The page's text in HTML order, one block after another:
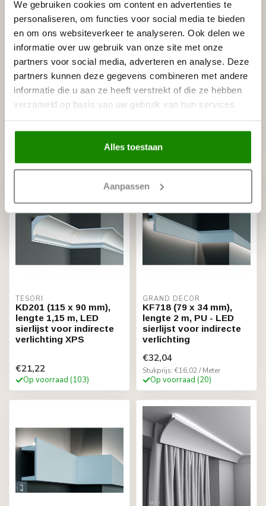
We gebruiken cookies om content en advertenties te
personaliseren, om functies voor social media te bieden
en om ons websiteverkeer te analyseren. Ook delen we
informatie over uw gebruik van onze site met onze
partners voor social media, adverteren en analyse. Deze
partners kunnen deze gegevens combineren met andere
informatie die u aan ze heeft verstrekt of die ze hebben
verzameld op basis van uw gebruik van hun services.
Alles toestaan
Aanpassen
GRAND DECOR
KF501 (62 x 25 mm),
lengte 2 m, PU - LED
sierlijst voor indirecte
€26,04
GRAND DECOR
KF504 (102 x 25 mm),
lengte 2 m, PU - LED
sierlijst voor indirecte
€33,40
Stukprijs: €16,70 / Meter
Op voorraad (22)
TESORI
KD201 (115 x 90 mm),
lengte 1,15 m, LED
sierlijst voor indirecte
verlichting XPS
€21,22
Op voorraad (103)
GRAND DECOR
KF718 (79 x 34 mm),
lengte 2 m, PU - LED
sierlijst voor indirecte
verlichting
€32,04
Stukprijs: €16,02 / Meter
Op voorraad (20)